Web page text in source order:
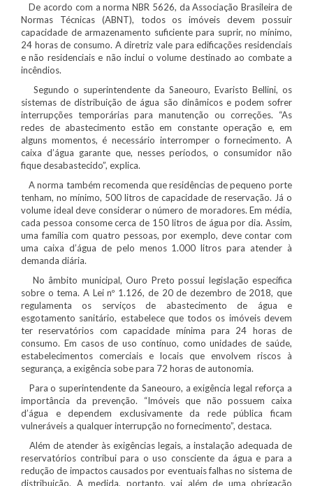
De acordo com a norma NBR 5626, da Associação Brasileira de
Normas Técnicas (ABNT), todos os imóveis devem possuir
capacidade de armazenamento suficiente para suprir, no mínimo,
24 horas de consumo. A diretriz vale para edificações residenciais
e não residenciais e não inclui o volume destinado ao combate a
incêndios.
Segundo o superintendente da Saneouro, Evaristo Bellini, os
sistemas de distribuição de água são dinâmicos e podem sofrer
interrupções temporárias para manutenção ou correções. “As
redes de abastecimento estão em constante operação e, em
alguns momentos, é necessário interromper o fornecimento. A
caixa d’água garante que, nesses períodos, o consumidor não
fique desabastecido”, explica.
A norma também recomenda que residências de pequeno porte
tenham, no mínimo, 500 litros de capacidade de reservação. Já o
volume ideal deve considerar o número de moradores. Em média,
cada pessoa consome cerca de 150 litros de água por dia. Assim,
uma família com quatro pessoas, por exemplo, deve contar com
uma caixa d’água de pelo menos 1.000 litros para atender à
demanda diária.
No âmbito municipal, Ouro Preto possui legislação específica
sobre o tema. A Lei nº 1.126, de 20 de dezembro de 2018, que
regulamenta os serviços de abastecimento de água e
esgotamento sanitário, estabelece que todos os imóveis devem
ter reservatórios com capacidade mínima para 24 horas de
consumo. Em casos de uso contínuo, como unidades de saúde,
estabelecimentos comerciais e locais que envolvem riscos à
segurança, a exigência sobe para 72 horas de autonomia.
Para o superintendente da Saneouro, a exigência legal reforça a
importância da prevenção. “Imóveis que não possuem caixa
d’água e dependem exclusivamente da rede pública ficam
vulneráveis a qualquer interrupção no fornecimento”, destaca.
Além de atender às exigências legais, a instalação adequada de
reservatórios contribui para o uso consciente da água e para a
redução de impactos causados por eventuais falhas no sistema de
distribuição. A medida, portanto, vai além de uma obrigação